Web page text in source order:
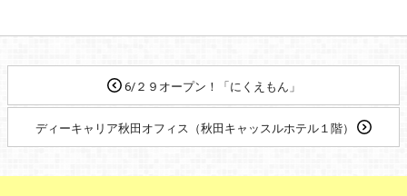
6/２９オープン！「にくえもん」
ディーキャリア秋田オフィス（秋田キャッスルホテル１階）